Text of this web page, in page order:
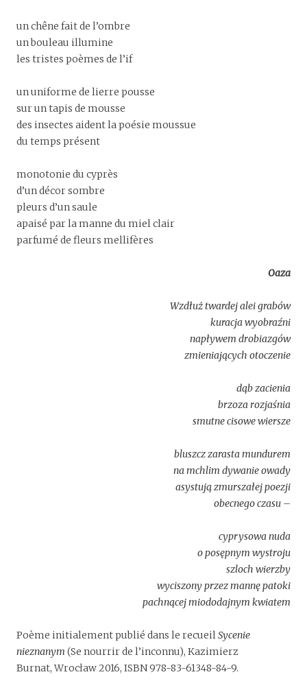
un chêne fait de l’ombre
un bouleau illumine
les tristes poèmes de l’if
un uniforme de lierre pousse
sur un tapis de mousse
des insectes aident la poésie moussue
du temps présent
monotonie du cyprès
d’un décor sombre
pleurs d’un saule
apaisé par la manne du miel clair
parfumé de fleurs mellifères
Oaza
Wzdłuż twardej alei grabów
kuracja wyobraźni
napływem drobiazgów
zmieniających otoczenie
dąb zacienia
brzoza rozjaśnia
smutne cisowe wiersze
bluszcz zarasta mundurem
na mchlim dywanie owady
asystują zmurszałej poezji
obecnego czasu –
cyprysowa nuda
o posępnym wystroju
szloch wierzby
wyciszony przez mannę patoki
pachnącej miododajnym kwiatem
Poème initialement publié dans le recueilSycenie
nieznanym (Se nourrir de l’inconnu), Kazimierz
Burnat, Wrocław 2016, ISBN 978-83-61348-84-9.